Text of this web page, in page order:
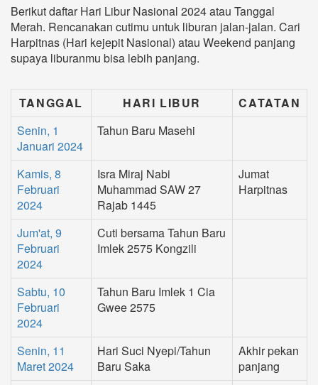
Berikut daftar Hari Libur Nasional 2024 atau Tanggal
Merah. Rencanakan cutimu untuk liburan jalan-jalan. Cari
Harpitnas (Hari kejepit Nasional) atau Weekend panjang
supaya liburanmu bisa lebih panjang.
TANGGAL HARI LIBUR
CATATAN
Senin, 1
Januari 2024
Tahun Baru Masehi
Kamis, 8
Februari
2024
Isra Miraj Nabi
Muhammad SAW 27
Rajab 1445
Jumat
Harpitnas
Jum'at, 9
Februari
2024
Cuti bersama Tahun Baru
Imlek 2575 Kongzili
Sabtu, 10
Februari
2024
Tahun Baru Imlek 1 Cia
Gwee 2575
Senin, 11
Maret 2024
Hari Suci Nyepi/Tahun
Baru Saka
Akhir pekan
panjang